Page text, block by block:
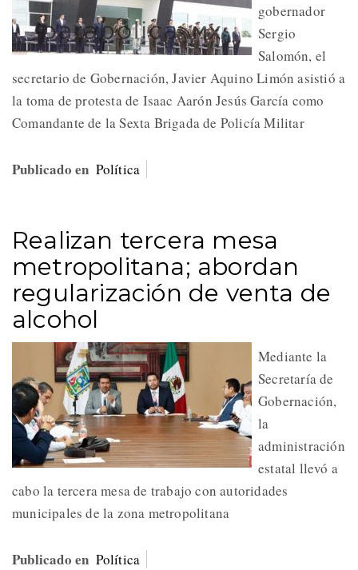
gobernador
Sergio
Salomón, el
secretario de Gobernación, Javier Aquino Limón asistió a
la toma de protesta de Isaac Aarón Jesús García como
Comandante de la Sexta Brigada de Policía Militar
Publicado en Política
Realizan tercera mesa
metropolitana; abordan
regularización de venta de
alcohol
Mediante la
Secretaría de
Gobernación,
la
administración
estatal llevó a
cabo la tercera mesa de trabajo con autoridades
municipales de la zona metropolitana
Publicado en Política